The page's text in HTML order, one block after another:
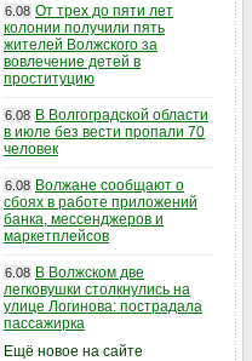
6.08 От трех до пяти лет
колонии получили пять
жителей Волжского за
вовлечение детей в
проституцию
6.08 В Волгоградской области
в июле без вести пропали 70
человек
6.08 Волжане сообщают о
сбоях в работе приложений
банка, мессенджеров и
маркетплейсов
6.08 В Волжском две
легковушки столкнулись на
улице Логинова: пострадала
пассажирка
Ещё новое на сайте